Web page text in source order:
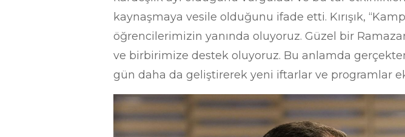
kaynaşmaya vesile olduğunu ifade etti. Kırışık,
öğrencilerimizin yanında oluyoruz. Güzel bir
ve birbirimize destek oluyoruz. Bu anlamda
gün daha da geliştirerek yeni iftarlar ve programlar